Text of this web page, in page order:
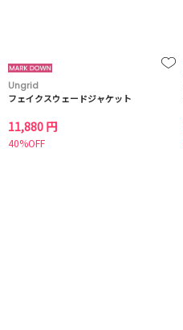
Ungrid
フェイクスウェードジャケット
11,880 円
40%OFF